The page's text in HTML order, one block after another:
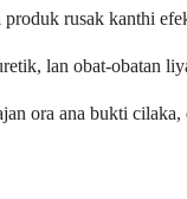
rusak kanthi
lan obat-obatan
ora ana bukti